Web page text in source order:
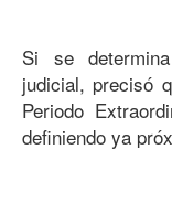
Si se
judicial, precisó
Periodo
definiendo ya